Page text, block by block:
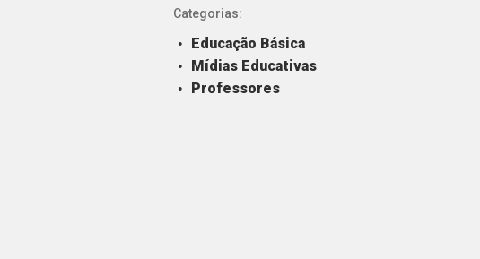
Categorias:
Educação Básica
Mídias Educativas
Professores